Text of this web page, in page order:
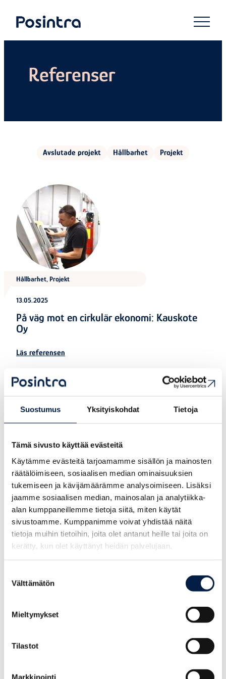
Suostumus Yksityiskohdat Tietoja
Tämä sivusto käyttää evästeitä
Käytämme evästeitä tarjoamamme sisällön ja mainosten
räätälöimiseen, sosiaalisen median ominaisuuksien
tukemiseen ja kävijämäärämme analysoimiseen. Lisäksi
jaamme sosiaalisen median, mainosalan ja analytiikka-
alan kumppaneillemme tietoja siitä, miten käytät
sivustoamme. Kumppanimme voivat yhdistää näitä
tietoja muihin tietoihin, joita olet antanut heille tai joita on
kerätty, kun olet käyttänyt heidän palvelujaan.
valinta
Välttämätön
Mieltymykset
Tilastot
Markkinointi
content
Posintra
Referenser
Avslutade projekt Hållbarhet Projekt
Hållbarhet, Projekt
13.05.2025
På väg mot en cirkulär ekonomi: Kauskote
Oy
Läs referensen
Hållbarhet, Projekt
På väg mot en cirkulär ekonomi: Atex
Ammattiasut Oy